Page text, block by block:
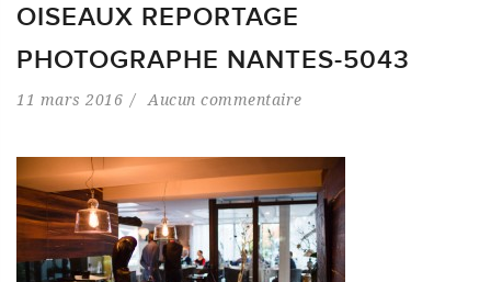
OISEAUX REPORTAGE
PHOTOGRAPHE NANTES-5043
11 mars 2016 Aucun commentaire